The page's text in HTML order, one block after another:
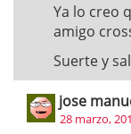
Ya lo creo
amigo
Suerte y
jose
28 marzo,